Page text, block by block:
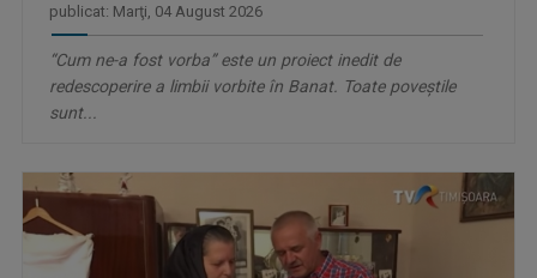
publicat: Marţi, 04 August 2026
“Cum ne-a fost vorba” este un proiect inedit de
redescoperire a limbii vorbite în Banat. Toate poveștile
sunt...